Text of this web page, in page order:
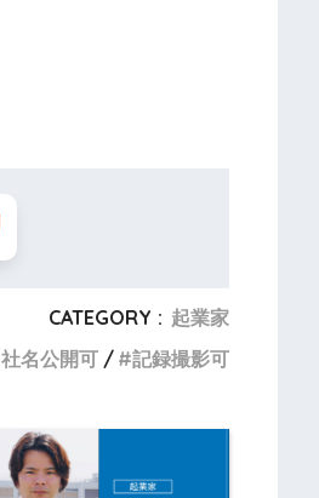
CATEGORY : 起業家
社名公開可 記録撮影可